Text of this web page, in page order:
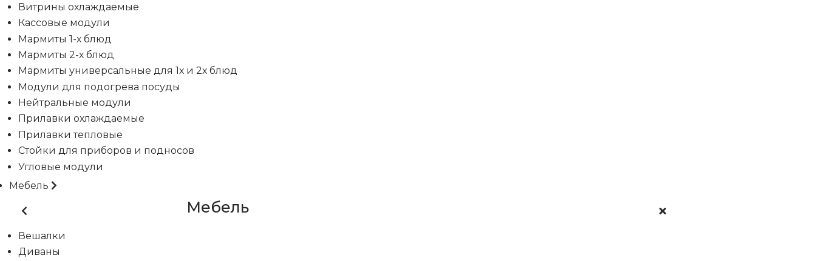
Витрины охлаждаемые
Кассовые модули
Мармиты 1-х блюд
Мармиты 2-х блюд
Мармиты универсальные для 1х и 2х блюд
Модули для подогрева посуды
Нейтральные модули
Прилавки охлаждаемые
Прилавки тепловые
Стойки для приборов и подносов
Угловые модули
Мебель
Мебель
Вешалки
Диваны